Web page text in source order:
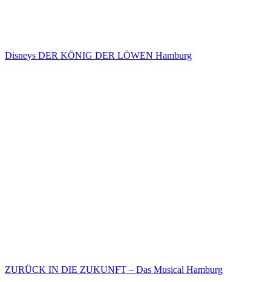
Disneys DER KÖNIG DER LÖWEN Hamburg
ZURÜCK IN DIE ZUKUNFT – Das Musical Hamburg